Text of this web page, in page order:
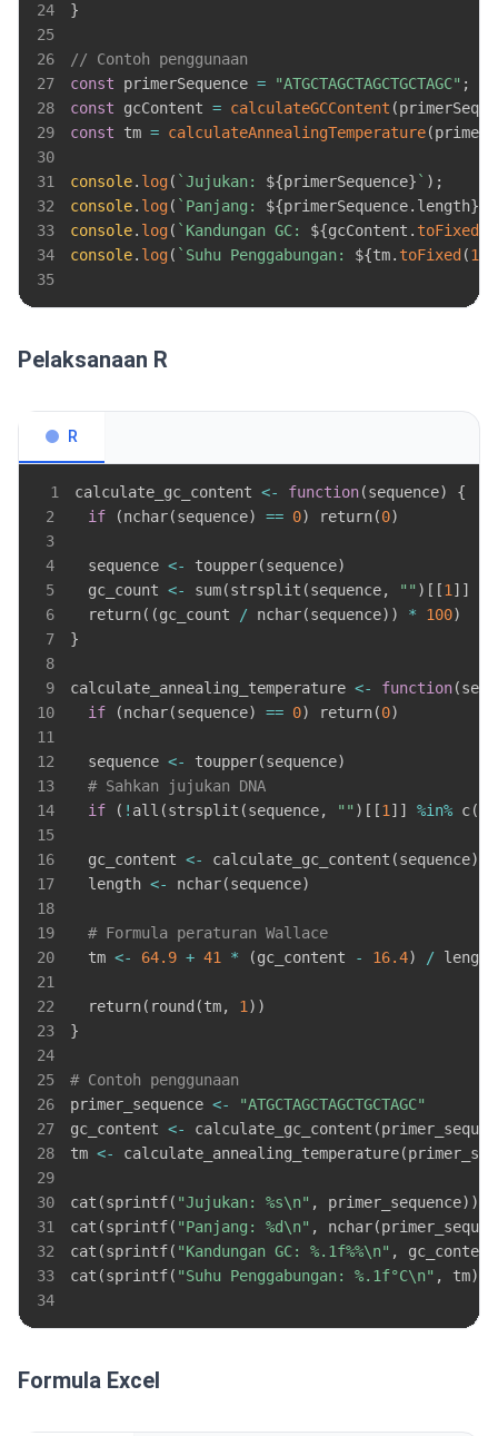
24
}
25
26
// Contoh penggunaan
27
const primerSequence = "ATGCTAGCTAGCTGCTAGC" ;
28
const gcContent = calculateGCContent (
29
const tm = calculateAnnealingTemperature(
30
31
console. log( `Jujukan: ${primerSequence} ` ) ;
32
console. log( ` Panjang: ${primerSequence. length}
33
console. log( ` Kandungan GC: ${gcContent . toFixed
34
console. log( ` Suhu Penggabungan: ${tm. toFixed (1
35
Pelaksanaan R
R
1 calculate_gc_content <- function(sequence)
{
2
if (nchar(sequence) == 0) return(0)
3
4
  sequence
<- toupper(sequence)
5
  gc_count
<- sum(strsplit (sequence, "" ) [ [1 ] ]
6
  return
( (gc_count / nchar(sequence) ) * 100)
7
}
8
9
calculate_annealing_temperature <- function(
10
if (nchar(sequence) == 0) return(0)
11
12
  sequence
<- toupper(sequence)
13
# Sahkan jujukan DNA
14
if ( ! all (strsplit (sequence, "" ) [ [1 ] ] %in% c(
15
16
  gc_content
<- calculate_gc_content (sequence)
17
  length
<- nchar(sequence)
18
19
# Formula peraturan Wallace
20
  tm
<- 64.9 + 41 * (gc_content - 16.4) /
21
22
  return
( round (tm, 1 ) )
23
}
24
25
# Contoh penggunaan
26
primer_sequence <-
"ATGCTAGCTAGCTGCTAGC"
27
gc_content <- calculate_gc_content (
28
tm <- calculate_annealing_temperature(
29
30
cat (sprintf( "Jujukan: %s\n" , primer_sequence) )
31
cat (sprintf( "Panjang: %d\n" , nchar(
32
cat (sprintf( "Kandungan GC: %.1f%%\n" , gc_content
33
cat (sprintf( "Suhu Penggabungan: %.1f°C\n" , tm)
34
Formula Excel